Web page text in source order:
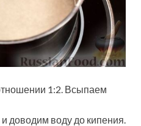
1:2. Всыпаем
доводим воду до кипения.